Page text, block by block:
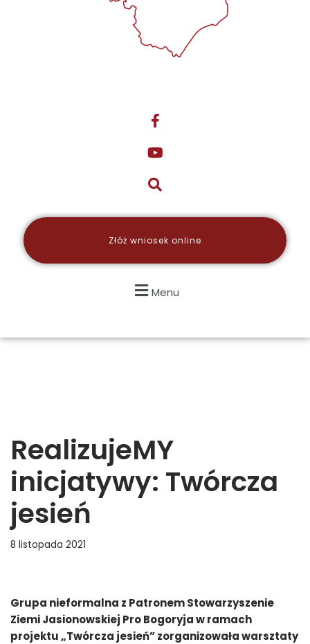
Złóż wniosek online
Menu
RealizujeMY
inicjatywy: Twórcza
jesień
8 listopada 2021
Grupa nieformalna z PatronemStowarzyszenie
Ziemi Jasionowskiej Pro Bogoryjaw ramach
projektu „Twórcza jesień” zorganizowała warsztaty